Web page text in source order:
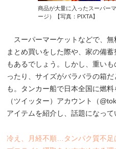
商品が大量に入ったスーパー
ージ）【写真：PIXTA】
スーパーマーケットなどで、無
まとめ買いをした際や、家の備
もあるでしょう。しかし、重い
ったり、サイズがバラバラの箱
も。タンカー船で日本全国に燃
（ツイッター）アカウント（
アイテムを紹介し、話題になって
冷え、月経不順…タンパク質不